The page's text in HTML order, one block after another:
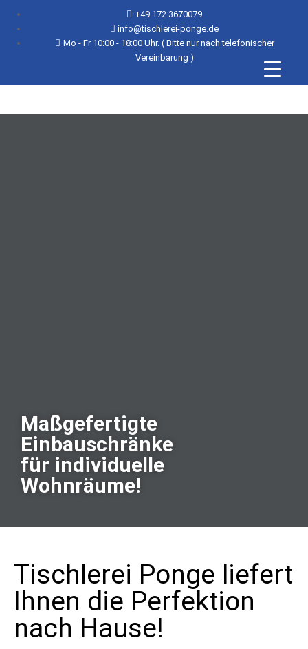
+49 172 3670079
info@tischlerei-ponge.de
Mo - Fr 10:00 - 18:00 Uhr. ( Bitte nur nach telefonischer
Vereinbarung )
Maßgefertigte
Einbauschränke
für individuelle
Wohnräume!
Tischlerei Ponge liefert
Ihnen die Perfektion
nach Hause!